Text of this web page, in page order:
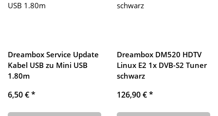
Dreambox Service Update
Kabel USB zu Mini USB
1.80m
6,50 €*
Dreambox DM520 HDTV
Linux E2 1x DVB-S2 Tuner
schwarz
126,90 €*